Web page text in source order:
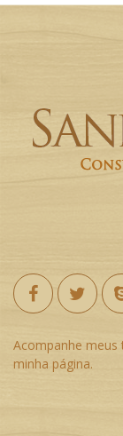
Acompanhe meus
minha página.